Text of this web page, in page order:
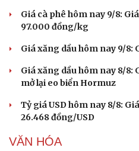
Giá cà phê hôm nay 9/8:
97.000 đồng/kg
Giá xăng dầu hôm nay 9/8:
Giá xăng dầu hôm nay 8/8:
mở lại eo biển Hormuz
Tỷ giá USD hôm nay 8/8:
26.468 đồng/USD
VĂN HÓA